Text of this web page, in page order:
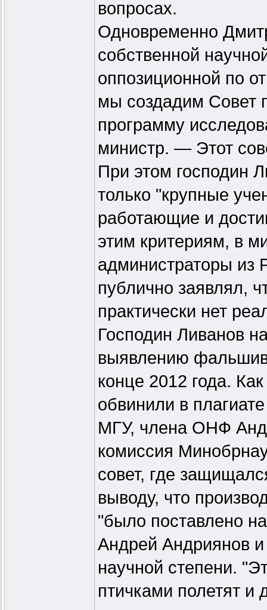
вопросах.
Одновременно
собственной
оппозиционной по
мы создадим Совет
программу
министр. — Этот
При этом господин
только "крупные
работающие и
этим критериям, в
администраторы
публично заявлял,
практически нет
Господин Ливанов
выявлению
конце 2012 года.
обвинили в
МГУ, члена ОНФ
комиссия
совет, где
выводу, что
"было поставлено
Андрей Андриянов
научной степени.
птичками полетят